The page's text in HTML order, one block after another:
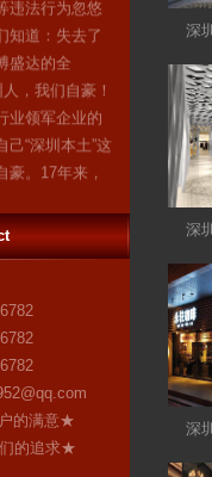
知道：失去了
盛达的全
，我们自豪！
业领军企业的
“深圳本土”这
豪。17年来，
的满意★
的追求★
深
深
深